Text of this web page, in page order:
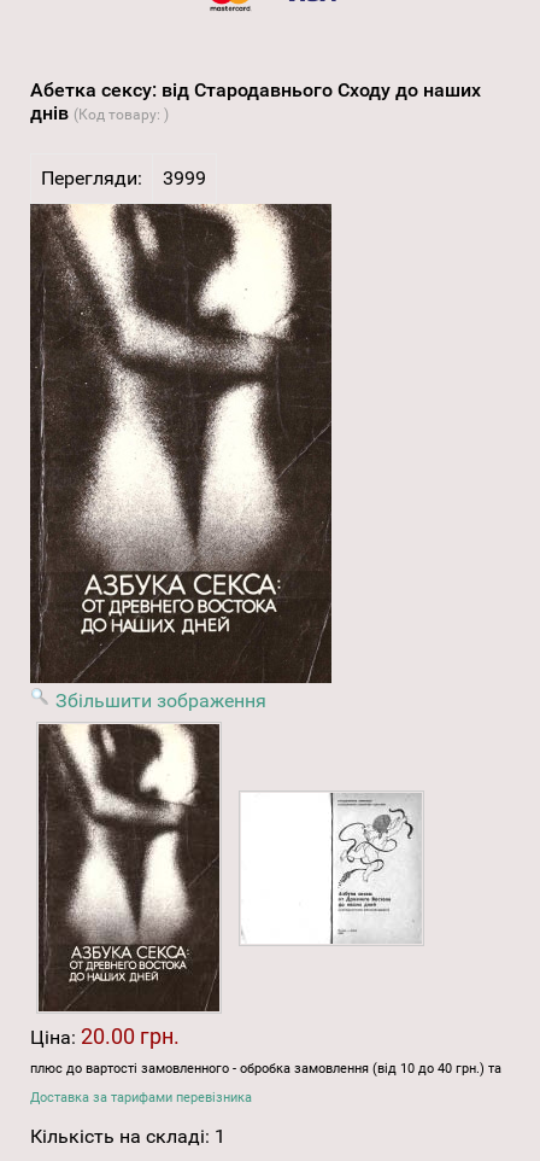
Абетка сексу: від Стародавнього Сходу до наших
днів (Код товару: )
Перегляди: 3999
Збільшити зображення
Ціна: 20.00 грн.
плюс до вартості замовленного - обробка замовлення (від 10 до 40 грн.) та
Доставка за тарифами перевізника
Кількість на складі: 1